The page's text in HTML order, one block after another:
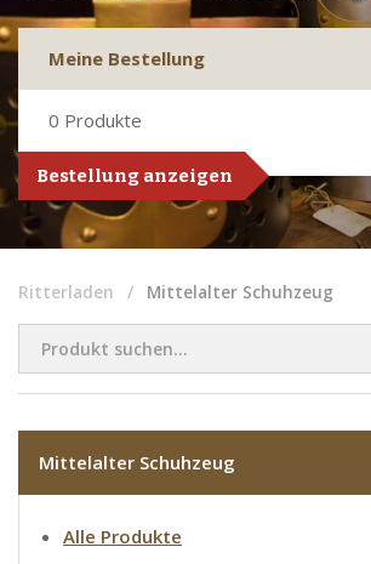
Meine Bestellung
0 Produkte
Bestellung anzeigen
Ritterladen Mittelalter Schuhzeug
Mittelalter Schuhzeug
Alle Produkte